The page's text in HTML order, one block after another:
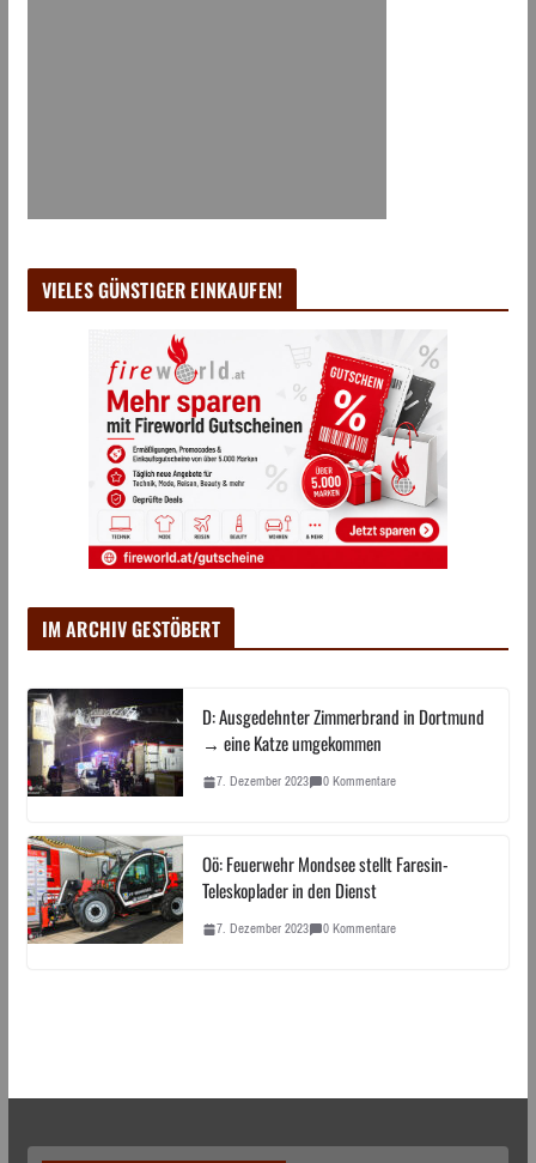
VIELES GÜNSTIGER EINKAUFEN!
IM ARCHIV GESTÖBERT
D: Ausgedehnter Zimmerbrand in Dortmund
→ eine Katze umgekommen
7. Dezember 2023 0 Kommentare
Oö: Feuerwehr Mondsee stellt Faresin-
Teleskoplader in den Dienst
7. Dezember 2023 0 Kommentare